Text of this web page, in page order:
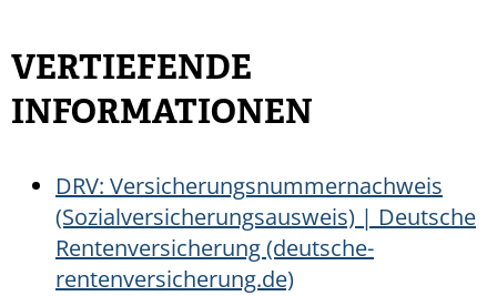
VERTIEFENDE
INFORMATIONEN
DRV: Versicherungsnummernachweis
(Sozialversicherungsausweis) | Deutsche
Rentenversicherung (deutsche-
rentenversicherung.de)